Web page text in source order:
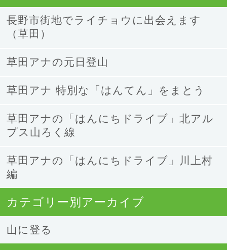
長野市街地でライチョウに出会えます
（草田）
草田アナの元日登山
草田アナ 特別な「はんてん」をまとう
草田アナの「はんにちドライブ」北アル
プス山ろく線
草田アナの「はんにちドライブ」川上村
編
カテゴリー別アーカイブ
山に登る